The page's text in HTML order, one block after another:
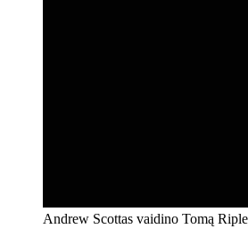
Andrew Scottas vaidino Tomą